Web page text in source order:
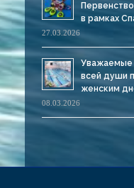
в рамках
27.03.2026
всей души
женским
08.03.2026